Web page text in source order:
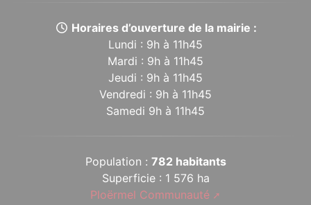
Horaires d’ouverture de la mairie :
Lundi : 9h à 11h45
Mardi : 9h à 11h45
Jeudi : 9h à 11h45
Vendredi : 9h à 11h45
Samedi 9h à 11h45
Population : 782 habitants
Superficie : 1 576 ha
Ploërmel Communauté